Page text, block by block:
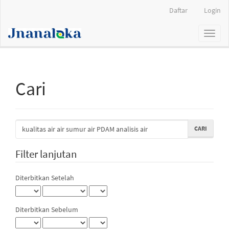
Utama
Daftar Login
Toggle
Cari
artikel
Filter lanjutan
Diterbitkan Setelah
Diterbitkan Sebelum